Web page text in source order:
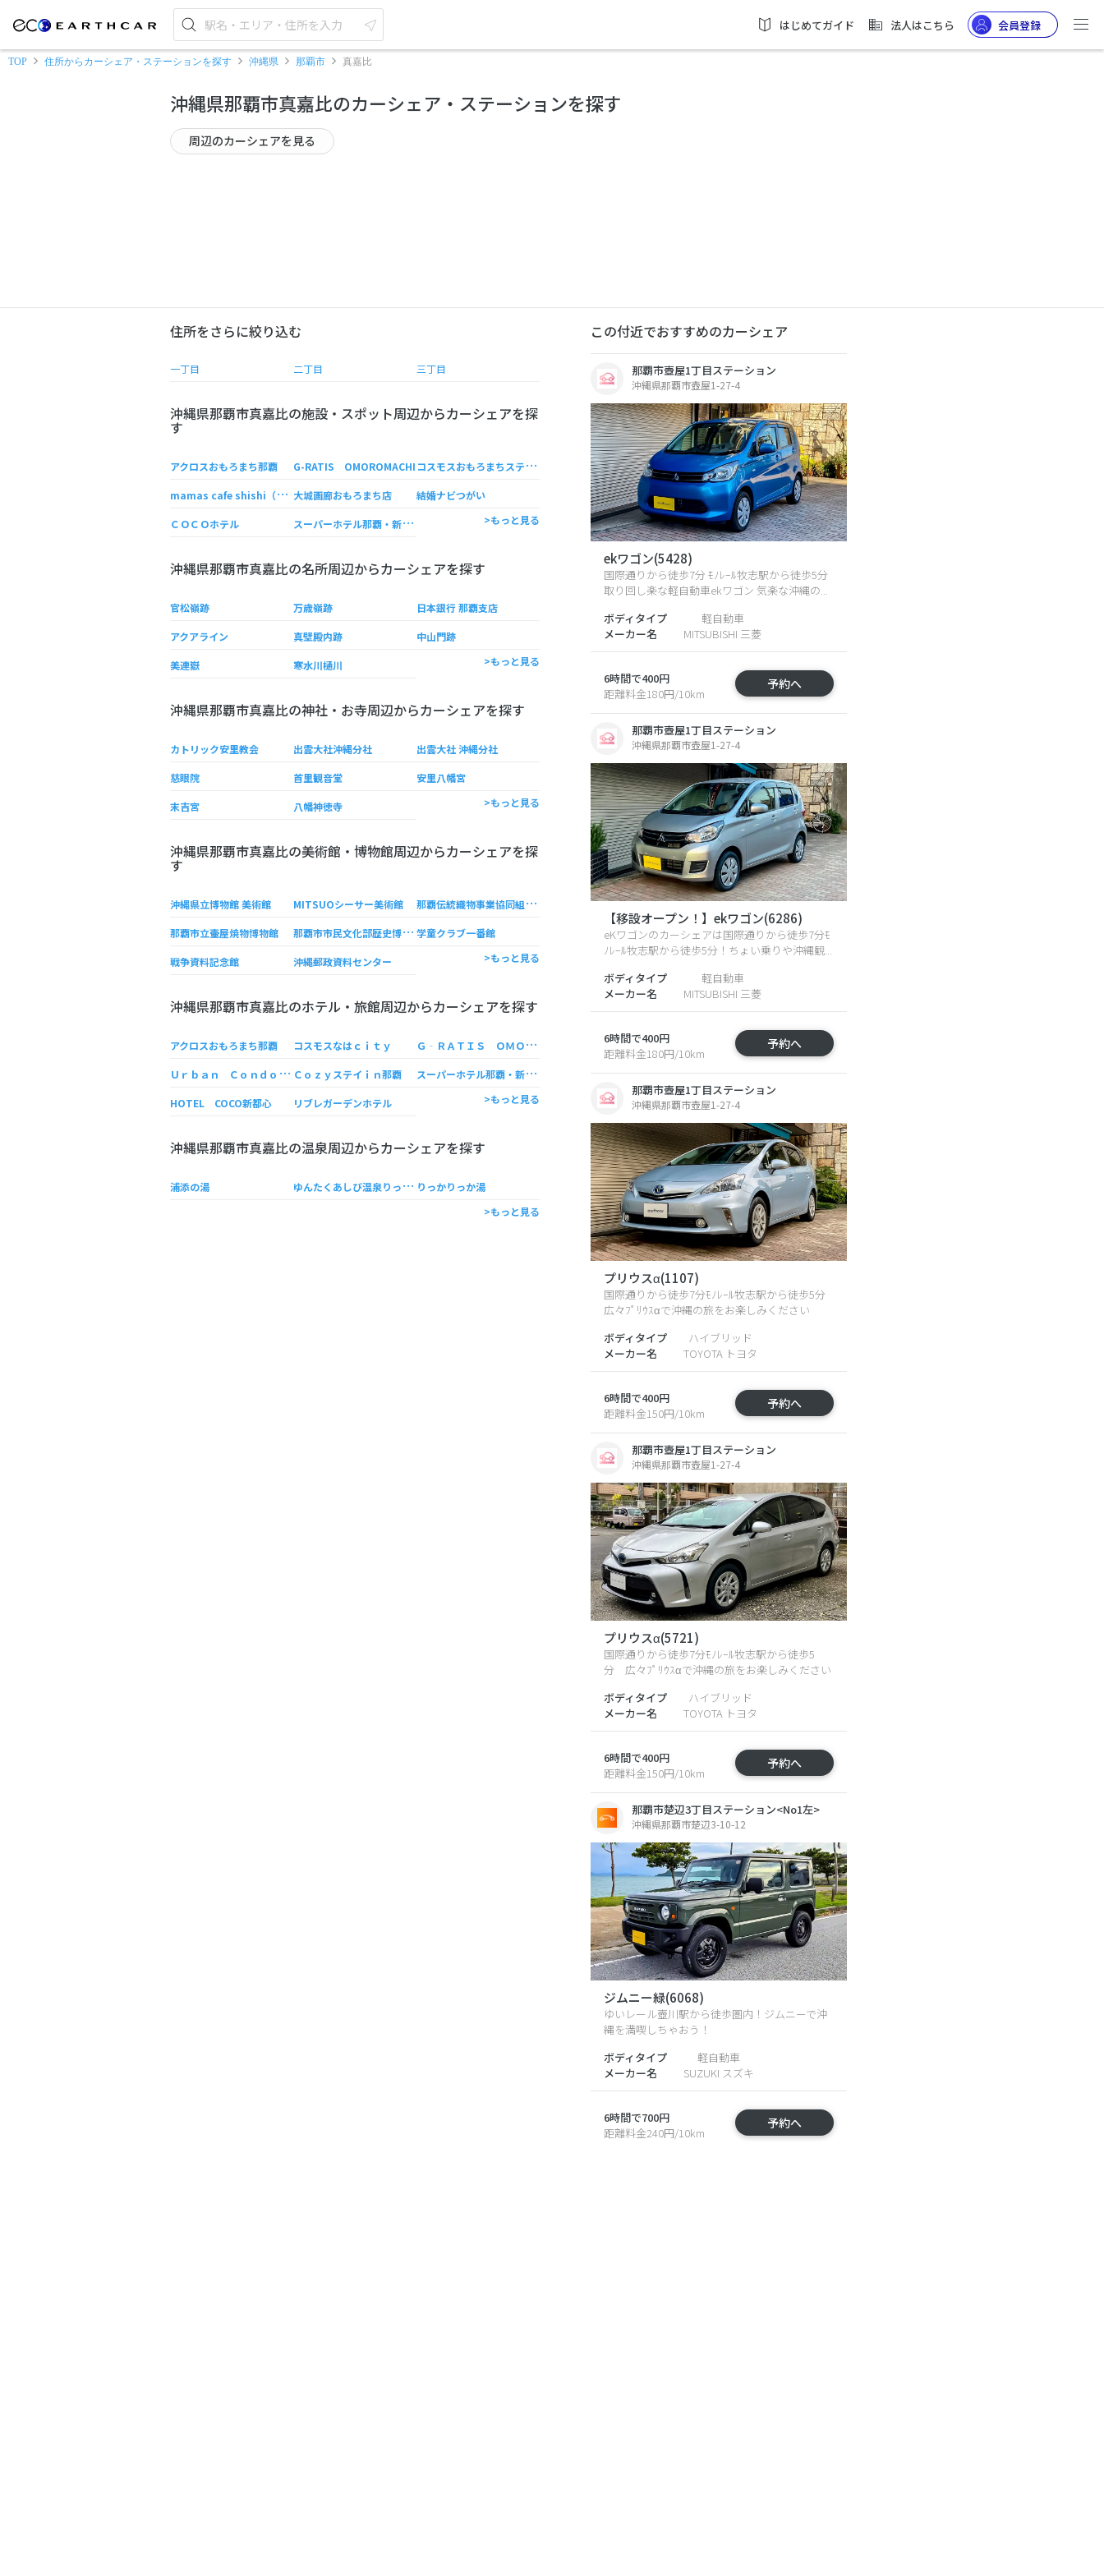
はじめてガイド 法人はこちら 会員登録
TOP 住所からカーシェア・ステーションを探す 沖縄県 那覇市 真嘉比
沖縄県那覇市真嘉比のカーシェア・ステーションを探す
周辺のカーシェアを見る
住所をさらに絞り込む
一丁目 二丁目 三丁目
沖縄県那覇市真嘉比の施設・スポット周辺からカーシェアを探
す
アクロスおもろまち那覇 G-RATIS OMOROMACHI コ
スモスおもろまちステーション
m
amas cafe shishi（ママズカフェ シシ） 大城画廊おもろまち店 結婚ナビつがい
ＣＯＣＯホテル ス
ーパーホテル那覇・新都心 >もっと見る
沖縄県那覇市真嘉比の名所周辺からカーシェアを探す
官松嶺跡 万歳嶺跡 日本銀行 那覇支店
アクアライン 真壁殿内跡 中山門跡
美連嶽 寒水川樋川 >もっと見る
沖縄県那覇市真嘉比の神社・お寺周辺からカーシェアを探す
カトリック安里教会 出雲大社沖縄分社 出雲大社 沖縄分社
慈眼院 首里観音堂 安里八幡宮
末吉宮 八幡神徳寺 >もっと見る
沖縄県那覇市真嘉比の美術館・博物館周辺からカーシェアを探
す
沖縄県立博物館 美術館 MITSUOシーサー美術館 那
覇伝統織物事業協同組合・首里織工芸館
那覇市立壷屋焼物博物館 那
覇市市民文化部歴史博物館 学童クラブ一番館
戦争資料記念館 沖縄郵政資料センター >もっと見る
沖縄県那覇市真嘉比のホテル・旅館周辺からカーシェアを探す
アクロスおもろまち那覇 コスモスなはｃｉｔｙ Ｇ
‐ＲＡＴＩＳ ＯＭＯＲＯＭＡＣＨＩ
Ｕ
ｒｂａｎ Ｃｏｎｄｏｍｉｎｉｕｍ 和風邸 Ｃｏｚｙステイｉｎ那覇 ス
ーパーホテル那覇・新都心
HOTEL COCO新都心 リブレガーデンホテル >もっと見る
沖縄県那覇市真嘉比の温泉周辺からカーシェアを探す
浦添の湯 ゆ
んたくあしび温泉りっかりっか湯 りっかりっか湯
>もっと見る
この付近でおすすめのカーシェア
那覇市壺屋1丁目ステーション
沖縄県那覇市壺屋1-27-4
ekワゴン(5428)
国際通りから徒歩7分 ﾓﾉﾚｰﾙ牧志駅から徒歩5分
取り回し楽な軽自動車ekワゴン 気楽な沖縄の...
ボディタイプ
メーカー名
軽自動車
MITSUBISHI 三菱
6時間で400円
距離料金180円/10km
予約へ
那覇市壺屋1丁目ステーション
沖縄県那覇市壺屋1-27-4
【移設オープン！】ekワゴン(6286)
eKワゴンのカーシェアは国際通りから徒歩7分ﾓ
ﾉﾚｰﾙ牧志駅から徒歩5分！ちょい乗りや沖縄観...
ボディタイプ
メーカー名
軽自動車
MITSUBISHI 三菱
6時間で400円
距離料金180円/10km
予約へ
那覇市壺屋1丁目ステーション
沖縄県那覇市壺屋1-27-4
プリウスα(1107)
国際通りから徒歩7分ﾓﾉﾚｰﾙ牧志駅から徒歩5分
広々ﾌﾟﾘｳｽαで沖縄の旅をお楽しみください
ボディタイプ
メーカー名
ハイブリッド
TOYOTA トヨタ
6時間で400円
距離料金150円/10km
予約へ
那覇市壺屋1丁目ステーション
沖縄県那覇市壺屋1-27-4
プリウスα(5721)
国際通りから徒歩7分ﾓﾉﾚｰﾙ牧志駅から徒歩5
分 広々ﾌﾟﾘｳｽαで沖縄の旅をお楽しみください
ボディタイプ
メーカー名
ハイブリッド
TOYOTA トヨタ
6時間で400円
距離料金150円/10km
予約へ
那覇市楚辺3丁目ステーション<No1左>
沖縄県那覇市楚辺3-10-12
ジムニー緑(6068)
ゆいレール壺川駅から徒歩圏内！ジムニーで沖
縄を満喫しちゃおう！
ボディタイプ
メーカー名
軽自動車
SUZUKI スズキ
6時間で700円
距離料金240円/10km
予約へ